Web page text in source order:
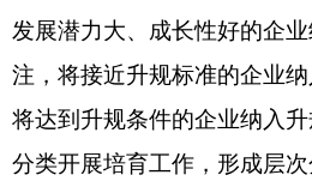
发展潜力大、成长性好的企
注，将接近升规标准的企业纳
将达到升规条件的企业纳入
分类开展培育工作，形成层